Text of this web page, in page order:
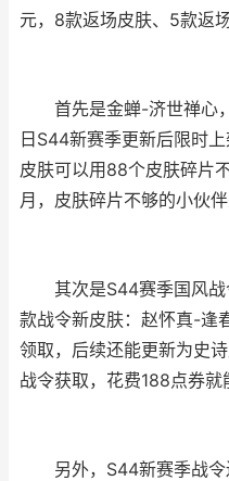
元，8款返场皮肤、5款返
首先是金蝉-济世禅心
日S44新赛季更新后限时
皮肤可以用88个皮肤碎片
月，皮肤碎片不够的小伙
其次是S44赛季国风战
款战令新皮肤：赵怀真-逢
领取，后续还能更新为史
战令获取，花费188点券就
另外，S44新赛季战